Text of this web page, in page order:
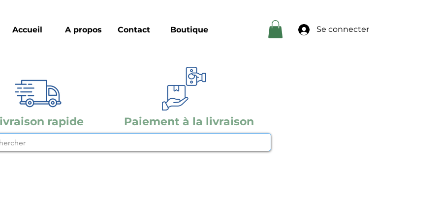
Accueil A propos Contact Boutique Se connecter
rapide Paiement à la livraison